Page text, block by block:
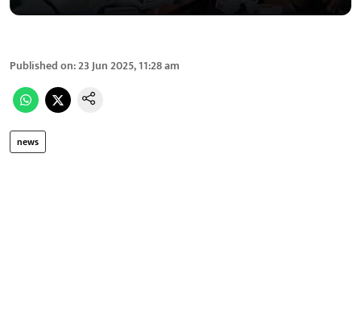
Published on:23 Jun 2025, 11:28 am
news